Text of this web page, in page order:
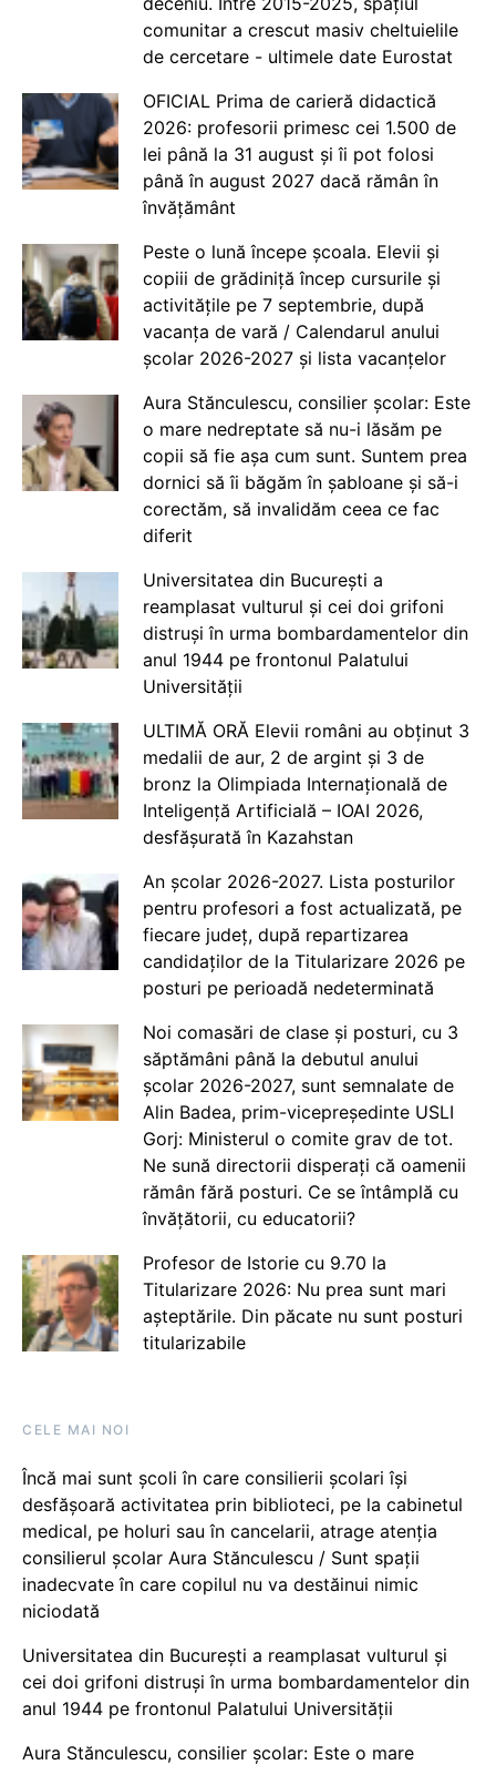
comunitar a crescut masiv cheltuielile
de cercetare - ultimele date Eurostat
OFICIAL Prima de carieră didactică
2026: profesorii primesc cei 1.500 de
lei până la 31 august și îi pot folosi
până în august 2027 dacă rămân în
învățământ
Peste o lună începe școala. Elevii și
copiii de grădiniță încep cursurile și
activitățile pe 7 septembrie, după
vacanța de vară / Calendarul anului
școlar 2026-2027 și lista vacanțelor
Aura Stănculescu, consilier școlar: Este
o mare nedreptate să nu-i lăsăm pe
copii să fie așa cum sunt. Suntem prea
dornici să îi băgăm în șabloane și să-i
corectăm, să invalidăm ceea ce fac
diferit
Universitatea din București a
reamplasat vulturul și cei doi grifoni
distruși în urma bombardamentelor din
anul 1944 pe frontonul Palatului
Universității
ULTIMĂ ORĂ Elevii români au obținut 3
medalii de aur, 2 de argint și 3 de
bronz la Olimpiada Internațională de
Inteligență Artificială – IOAI 2026,
desfășurată în Kazahstan
An școlar 2026-2027. Lista posturilor
pentru profesori a fost actualizată, pe
fiecare județ, după repartizarea
candidaților de la Titularizare 2026 pe
posturi pe perioadă nedeterminată
Noi comasări de clase și posturi, cu 3
săptămâni până la debutul anului
școlar 2026-2027, sunt semnalate de
Alin Badea, prim-vicepreședinte USLI
Gorj: Ministerul o comite grav de tot.
Ne sună directorii disperați că oamenii
rămân fără posturi. Ce se întâmplă cu
învățătorii, cu educatorii?
Profesor de Istorie cu 9.70 la
Titularizare 2026: Nu prea sunt mari
așteptările. Din păcate nu sunt posturi
titularizabile
CELE MAI NOI
Încă mai sunt școli în care consilierii școlari își
desfășoară activitatea prin biblioteci, pe la cabinetul
medical, pe holuri sau în cancelarii, atrage atenția
consilierul școlar Aura Stănculescu / Sunt spații
inadecvate în care copilul nu va destăinui nimic
niciodată
Universitatea din București a reamplasat vulturul și
cei doi grifoni distruși în urma bombardamentelor din
anul 1944 pe frontonul Palatului Universității
Aura Stănculescu, consilier școlar: Este o mare